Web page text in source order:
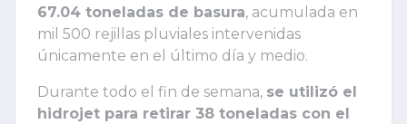
67.04 toneladas de basura, acumulada en
mil 500 rejillas pluviales intervenidas
únicamente en el último día y medio.
Durante todo el fin de semana, se utilizó el
hidrojet para retirar 38 toneladas con el